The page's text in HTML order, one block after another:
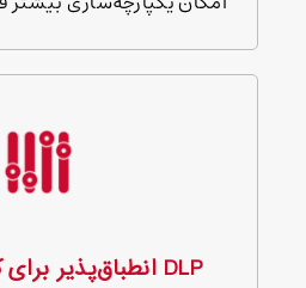
DLP انطباق‌پذیر برای کاهش ریسک